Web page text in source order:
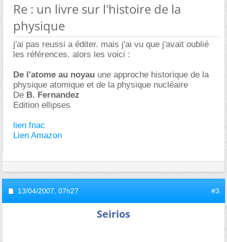
Re : un livre sur l'histoire de la
physique
j'ai pas reussi a éditer. mais j'ai vu que j'avait oublié
les références. alors les voici :
De l'atome au noyau une approche historique de la
physique atomique et de la physique nucléaire
De B. Fernandez
Edition ellipses
lien fnac
Lien Amazon
13/04/2007, 07h27 #3
Seirios